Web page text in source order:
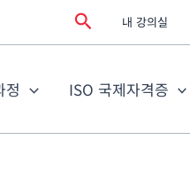
검
색
내 강의실
정 ISO 국제자격증